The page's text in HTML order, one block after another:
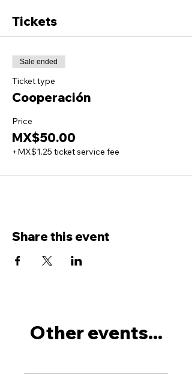
Tickets
Sale ended
Ticket type
Cooperación
Price
MX$50.00
+MX$1.25 ticket service fee
Share this event
Other events...